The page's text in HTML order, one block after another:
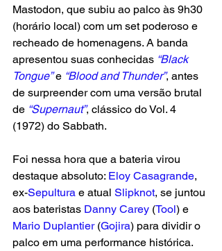
Mastodon, que subiu ao palco às 9h30
(horário local) com um set poderoso e
recheado de homenagens. A banda
apresentou suas conhecidas “Black
Tongue” e “Blood and Thunder”, antes
de surpreender com uma versão brutal
de “Supernaut”, clássico do Vol. 4
(1972) do Sabbath.
Foi nessa hora que a bateria virou
destaque absoluto: Eloy Casagrande,
ex-Sepultura e atual Slipknot, se juntou
aos bateristas Danny Carey (Tool) e
Mario Duplantier (Gojira) para dividir o
palco em uma performance histórica.